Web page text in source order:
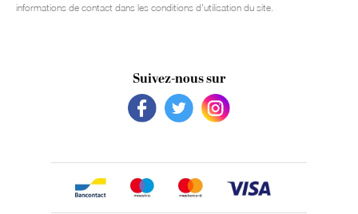
informations de contact dans les conditions d'utilisation du site.
Suivez-nous sur